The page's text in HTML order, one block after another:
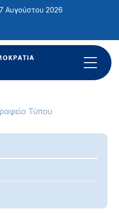
Αυγούστου 2026
Τύπου